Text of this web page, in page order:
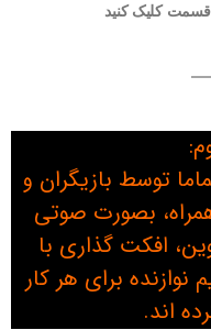
قسمت کلیک کنید
توسط بازیگران و
بصورت صوتی
افکت گذاری با
برای هر کار
اند.